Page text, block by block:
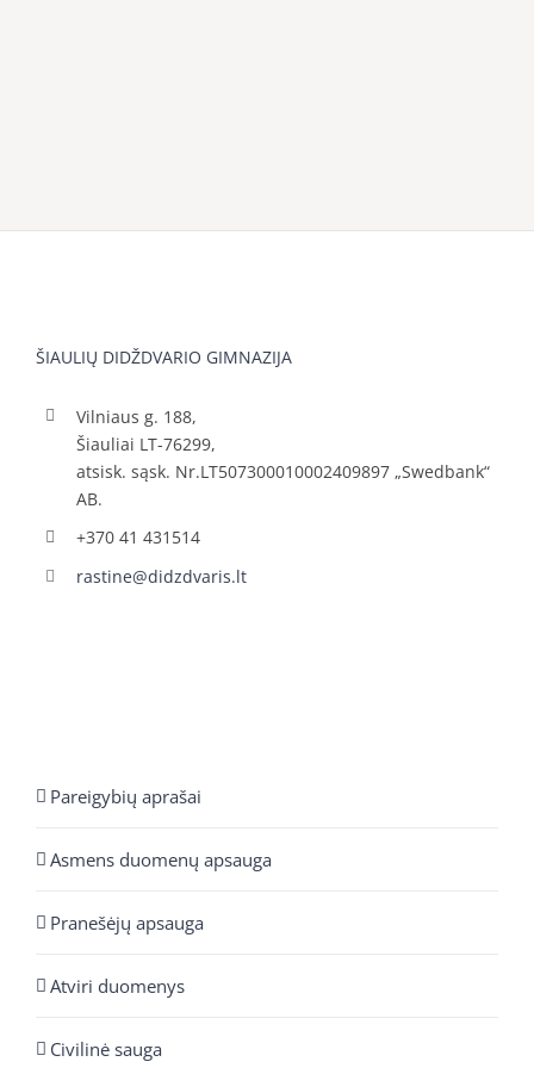
ŠIAULIŲ DIDŽDVARIO GIMNAZIJA
Vilniaus g. 188,
Šiauliai LT-76299,
atsisk. sąsk. Nr.LT507300010002409897 „Swedbank“
AB.
+370 41 431514
rastine@didzdvaris.lt
Pareigybių aprašai
Asmens duomenų apsauga
Pranešėjų apsauga
Atviri duomenys
Civilinė sauga